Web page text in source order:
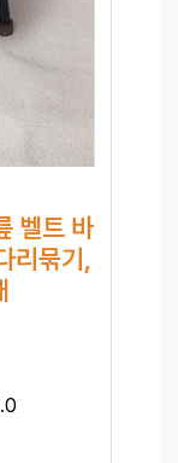
벨트 바
리묶기,